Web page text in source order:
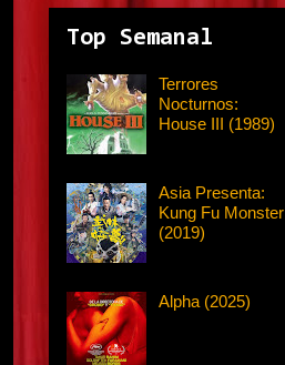
Top Semanal
Terrores
Nocturnos:
House III (1989)
Asia Presenta:
Kung Fu Monster
(2019)
Alpha (2025)